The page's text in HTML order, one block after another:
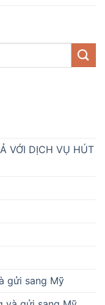
VỚI DỊCH VỤ HÚT
gửi sang Mỹ